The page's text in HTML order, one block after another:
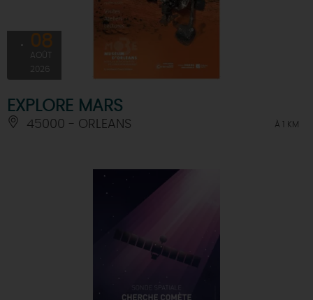
08
AOÛT
2026
EXPLORE MARS
45000 - ORLEANS À 1 KM